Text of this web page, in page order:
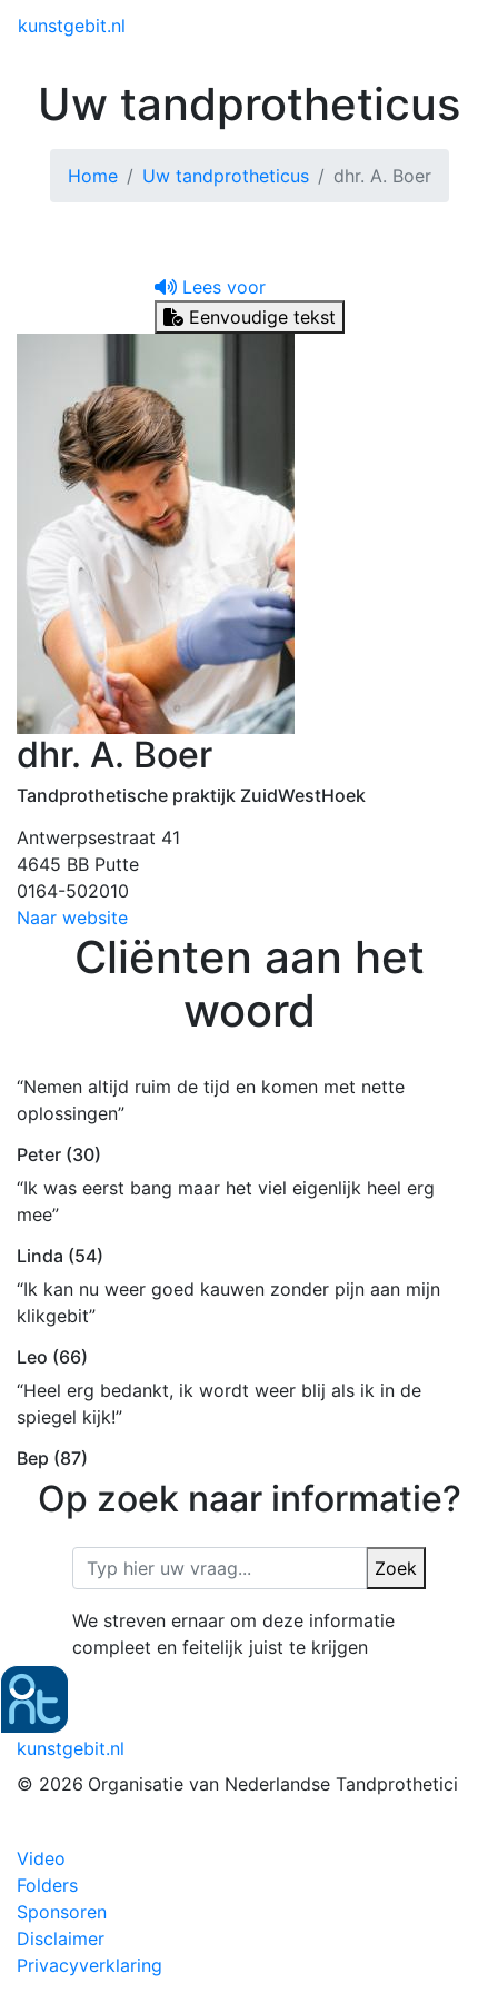
kunstgebit.nl
Uw tandprotheticus
Home Uw tandprotheticus dhr. A. Boer
Lees voor
Eenvoudige tekst
dhr. A. Boer
Tandprothetische praktijk ZuidWestHoek
Antwerpsestraat 41
4645 BB Putte
0164-502010
Naar website
Cliënten aan het
woord
“Nemen altijd ruim de tijd en komen met nette
oplossingen”
Peter (30)
“Ik was eerst bang maar het viel eigenlijk heel erg
mee”
Linda (54)
“Ik kan nu weer goed kauwen zonder pijn aan mijn
klikgebit”
Leo (66)
“Heel erg bedankt, ik wordt weer blij als ik in de
spiegel kijk!”
Bep (87)
Op zoek naar informatie?
Zoek
We streven ernaar om deze informatie
compleet en feitelijk juist te krijgen
kunstgebit.nl
© 2026 Organisatie van Nederlandse Tandprothetici
Video
Folders
Sponsoren
Disclaimer
Privacyverklaring